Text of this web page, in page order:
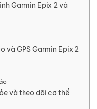
Garmin Epix 2 và
và GPS Garmin Epix 2
và theo dõi cơ thể